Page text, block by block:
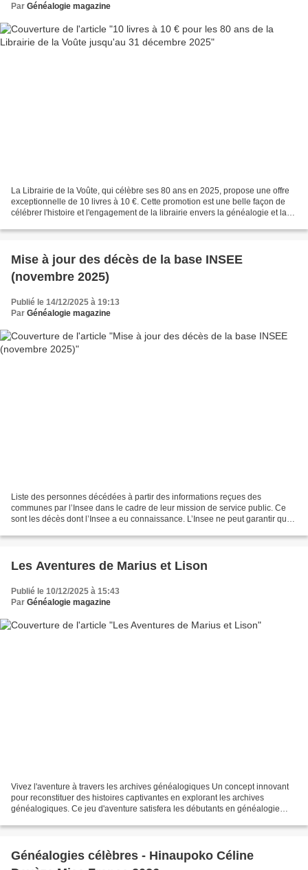
Par Généalogie magazine
La Librairie de la Voûte, qui célèbre ses 80 ans en 2025, propose une offre
exceptionnelle de 10 livres à 10 €. Cette promotion est une belle façon de
célébrer l'histoire et l'engagement de la librairie envers la généalogie et la
Mise à jour des décès de la base INSEE
(novembre 2025)
Publié le 14/12/2025 à 19:13
Par Généalogie magazine
Liste des personnes décédées à partir des informations reçues des
communes par l’Insee dans le cadre de leur mission de service public. Ce
sont les décès dont l’Insee a eu connaissance. L’Insee ne peut garantir que
Les Aventures de Marius et Lison
Publié le 10/12/2025 à 15:43
Par Généalogie magazine
Vivez l'aventure à travers les archives généalogiques Un concept innovant
pour reconstituer des histoires captivantes en explorant les archives
généalogiques. Ce jeu d'aventure satisfera les débutants en généalogie
Généalogies célèbres - Hinaupoko Céline